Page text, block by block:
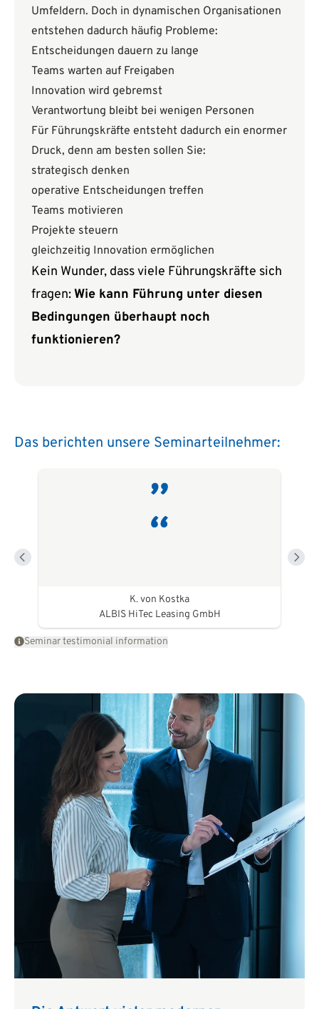
Umfeldern. Doch in dynamischen Organisationen
entstehen dadurch häufig Probleme:
Entscheidungen dauern zu lange
Teams warten auf Freigaben
Innovation wird gebremst
Verantwortung bleibt bei wenigen Personen
Für Führungskräfte entsteht dadurch ein enormer
Druck, denn am besten sollen Sie:
strategisch denken
operative Entscheidungen treffen
Teams motivieren
Projekte steuern
gleichzeitig Innovation ermöglichen
Kein Wunder, dass viele Führungskräfte sich
fragen:Wie kann Führung unter diesen
Bedingungen überhaupt noch
funktionieren?
Das berichten unsere Seminarteilnehmer:
K. von Kostka
ALBIS HiTec Leasing GmbH
Seminar testimonial information